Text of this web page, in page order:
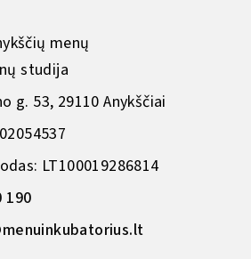
menų
studija
g. 53, 29110 Anykščiai
LT100019286814
190